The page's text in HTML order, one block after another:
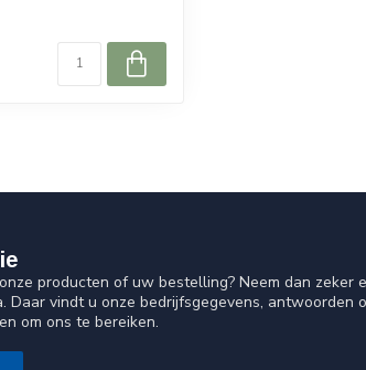
producten of uw bestelling? Neem dan zeker
Daar vindt u onze bedrijfsgegevens, antwoorden
om ons te bereiken.